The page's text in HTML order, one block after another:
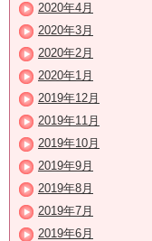
2020年4月
2020年3月
2020年2月
2020年1月
2019年12月
2019年11月
2019年10月
2019年9月
2019年8月
2019年7月
2019年6月